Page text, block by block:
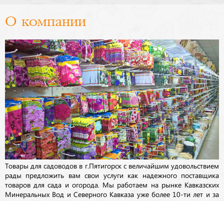
О компании
Товары для садоводов в г.Пятигорск с величайшим удовольствием
рады предложить вам свои услуги как надежного поставщика
товаров для сада и огорода. Мы работаем на рынке Кавказских
Минеральных Вод и Северного Кавказа уже более 10-ти лет и за